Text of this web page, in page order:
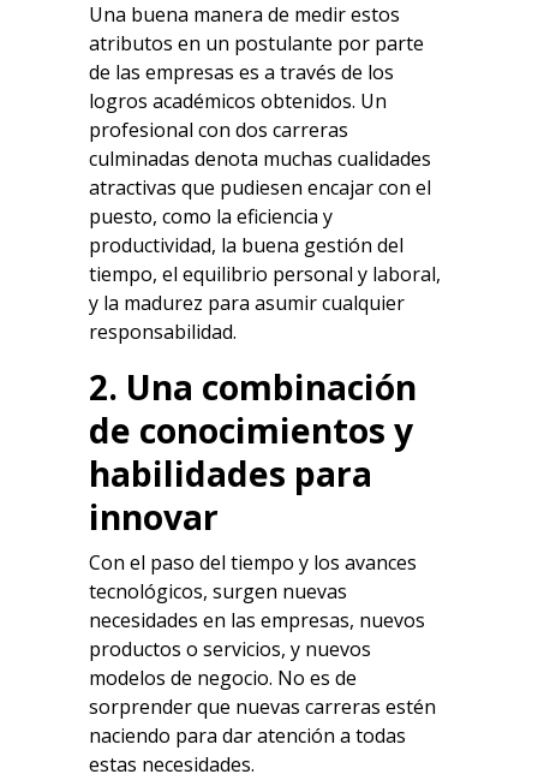
Una buena manera de medir estos
atributos en un postulante por parte
de las empresas es a través de los
logros académicos obtenidos. Un
profesional con dos carreras
culminadas denota muchas cualidades
atractivas que pudiesen encajar con el
puesto, como la eficiencia y
productividad, la buena gestión del
tiempo, el equilibrio personal y laboral,
y la madurez para asumir cualquier
responsabilidad.
2. Una combinación
de conocimientos y
habilidades para
innovar
Con el paso del tiempo y los avances
tecnológicos, surgen nuevas
necesidades en las empresas, nuevos
productos o servicios, y nuevos
modelos de negocio. No es de
sorprender que nuevas carreras estén
naciendo para dar atención a todas
estas necesidades.